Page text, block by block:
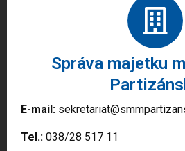
Správa majetku
E-mail:
Tel.: 038/28 517 11